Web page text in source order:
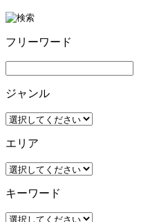
フリーワード
ジャンル
エリア
キーワード